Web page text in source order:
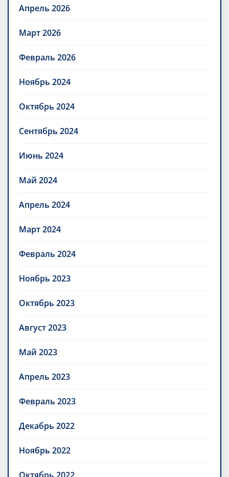
Апрель 2026
Март 2026
Февраль 2026
Ноябрь 2024
Октябрь 2024
Сентябрь 2024
Июнь 2024
Май 2024
Апрель 2024
Март 2024
Февраль 2024
Ноябрь 2023
Октябрь 2023
Август 2023
Май 2023
Апрель 2023
Февраль 2023
Декабрь 2022
Ноябрь 2022